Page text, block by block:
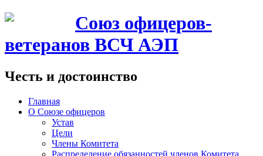
Союз офицеров-
ветеранов ВСЧ АЭП
Честь и достоинство
Главная
О Союзе офицеров
Устав
Цели
Члены Комитета
Распределение обязанностей членов Комитета